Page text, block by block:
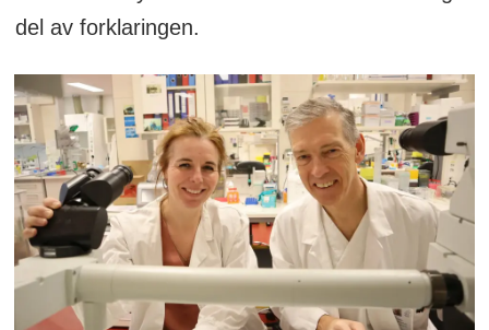
del av forklaringen.